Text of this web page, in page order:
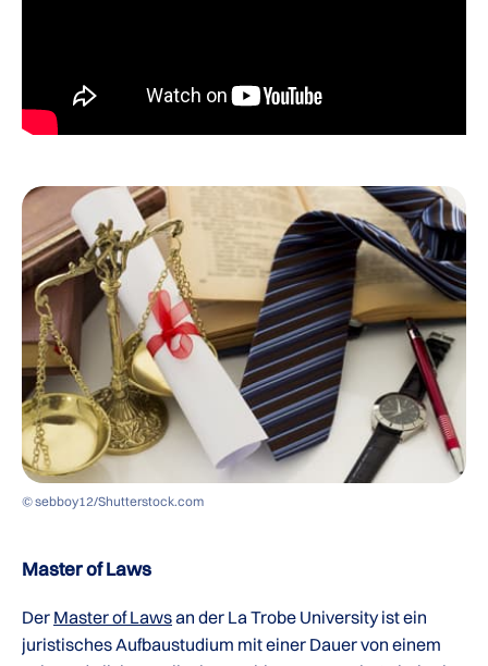
© sebboy12/Shutterstock.com
Master of Laws
Der Master of Lawsan der La Trobe University ist ein
juristisches Aufbaustudium mit einer Dauer von einem